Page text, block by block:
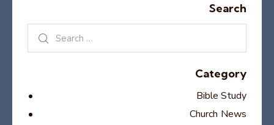
Search
Category
Bible Study
Church News